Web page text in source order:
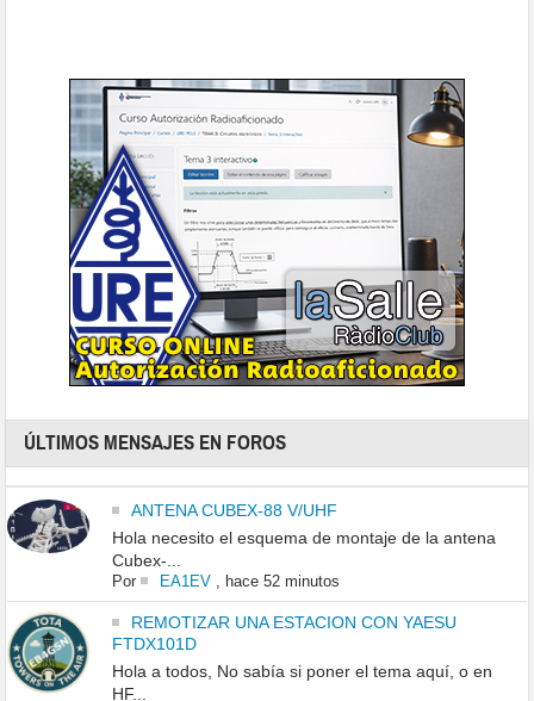
ÚLTIMOS MENSAJES EN FOROS
ANTENA CUBEX-88 V/UHF
Hola necesito el esquema de montaje de la antena
Cubex-...
Por EA1EV, hace 52 minutos
REMOTIZAR UNA ESTACION CON YAESU
FTDX101D
Hola a todos, No sabía si poner el tema aquí, o en
HF...